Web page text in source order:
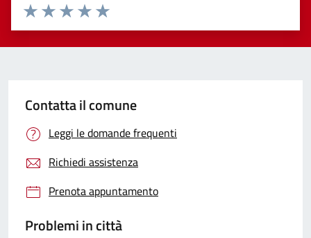
Valuta 5 stelle su 5
Valuta 4 stelle su 5
Valuta 3 stelle su 5
Valuta 2 stelle su 5
Valuta 1 stelle su 5
Contatta il comune
Leggi le domande frequenti
Richiedi assistenza
Prenota appuntamento
Problemi in città